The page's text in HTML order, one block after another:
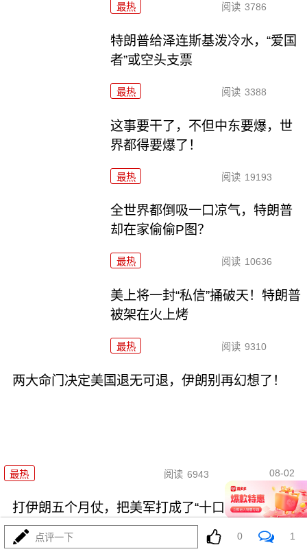
最热 阅读 3786
特朗普给泽连斯基泼冷水，“爱国
者”或空头支票
最热 阅读 3388
这事要干了，不但中东要爆，世
界都得要爆了！
最热 阅读 19193
全世界都倒吸一口凉气，特朗普
却在家偷偷P图？
最热 阅读 10636
美上将一封“私信”捅破天！特朗普
被架在火上烤
最热 阅读 9310
两大命门决定美国退无可退，伊朗别再幻想了！
最热 阅读 6943 08-02
打伊朗五个月仗，把美军打成了“十口锅九个盖”
点评一下 0 1